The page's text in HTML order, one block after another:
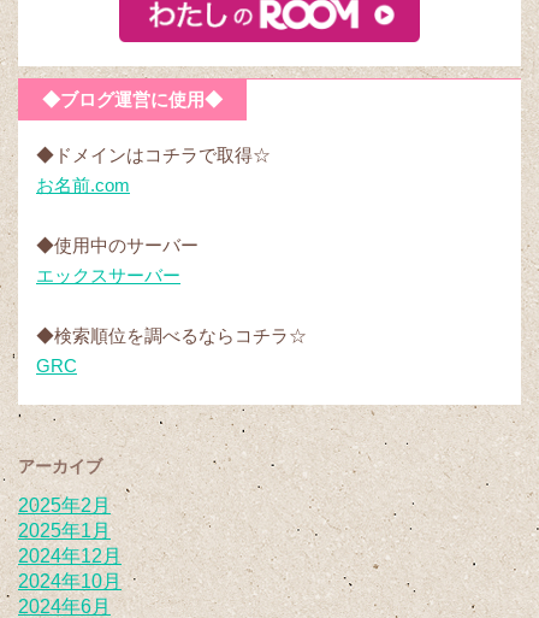
◆ブログ運営に使用◆
◆ドメインはコチラで取得☆
お名前.com
◆使用中のサーバー
エックスサーバー
◆検索順位を調べるならコチラ☆
GRC
アーカイブ
2025年2月
2025年1月
2024年12月
2024年10月
2024年6月